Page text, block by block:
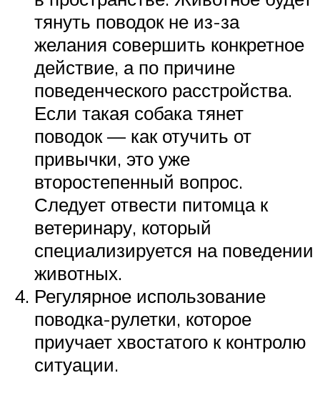
тянуть поводок не из-за
желания совершить конкретное
действие, а по причине
поведенческого расстройства.
Если такая собака тянет
поводок — как отучить от
привычки, это уже
второстепенный вопрос.
Следует отвести питомца к
ветеринару, который
специализируется на поведении
животных.
Регулярное использование
поводка-рулетки, которое
приучает хвостатого к контролю
ситуации.